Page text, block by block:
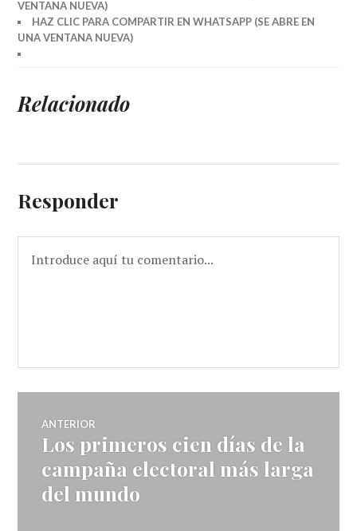
VENTANA NUEVA)
HAZ CLIC PARA COMPARTIR EN WHATSAPP (SE ABRE EN
UNA VENTANA NUEVA)
Relacionado
Responder
Navegador
de
artículos
ANTERIOR
Entrada
anterior:
Los primeros cien días de la
campaña electoral más larga
del mundo